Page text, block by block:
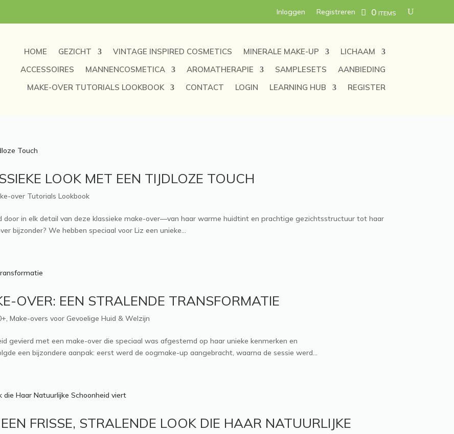
Inloggen Registreren 0 items
HOME GEZICHT VINTAGE INSPIRED COSMETICS MINERALE MAKE-UP
LICHAAM
ACCESSOIRES
MANNENCOSMETICA AROMATHERAPIE SAMPLESETS
AANBIEDING
MAKE-OVER TUTORIALS LOOKBOOK
CONTACT LOGIN LEARNING HUB REGISTER
LOOK MET EEN TIJDLOZE TOUCH
over Tutorials Lookbook
door in elk detail van deze klassieke make-over—van haar warme huidtint en prachtige gezichtsstructuur tot haar
bijzonder? We hebben speciaal voor Liz een unieke...
OVER: EEN STRALENDE TRANSFORMATIE
,Make-overs voor Gevoelige Huid & Welzijn
gevierd met een make-over die speciaal was afgestemd op haar unieke kenmerken en
een bijzondere aanpak: eerst werd de oogmake-up aangebracht, waarna de sessie werd...
FRISSE, STRALENDE LOOK DIE HAAR NATUURLIJKE